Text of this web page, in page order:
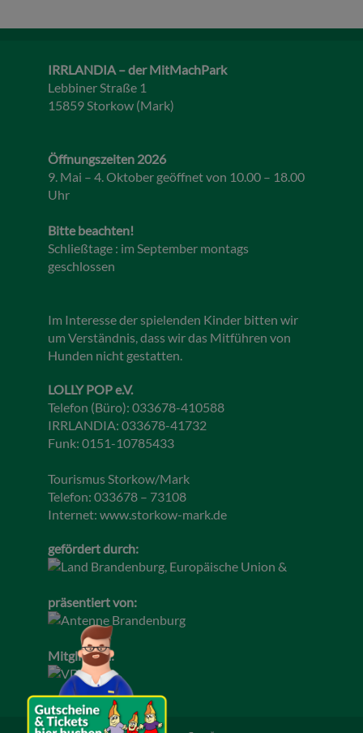
IRRLANDIA – der MitMachPark
Lebbiner Straße 1
15859 Storkow (Mark)
Öffnungszeiten 2026
9. Mai – 4. Oktober geöffnet von 10.00 – 18.00
Uhr
Bitte beachten!
Schließtage : im September montags
geschlossen
Im Interesse der spielenden Kinder bitten wir
um Verständnis, dass wir das Mitführen von
Hunden nicht gestatten.
LOLLY POP e.V.
Telefon (Büro): 033678-410588
IRRLANDIA: 033678-41732
Funk: 0151-10785433
Tourismus Storkow/Mark
Telefon: 033678 – 73108
Internet: www.storkow-mark.de
gefördert durch:
präsentiert von:
Mitglied im: